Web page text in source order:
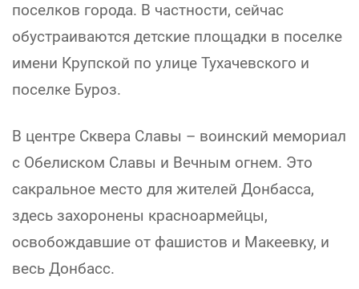
поселков города. В частности, сейчас
обустраиваются детские площадки в поселке
имени Крупской по улице Тухачевского и
поселке Буроз.
В центре Сквера Славы – воинский мемориал
с Обелиском Славы и Вечным огнем. Это
сакральное место для жителей Донбасса,
здесь захоронены красноармейцы,
освобождавшие от фашистов и Макеевку, и
весь Донбасс.